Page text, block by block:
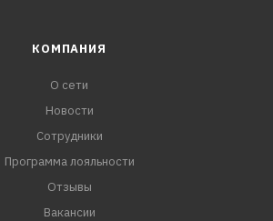
КОМПАНИЯ
О сети
Новости
Сотрудники
Программа лояльности
Отзывы
Вакансии